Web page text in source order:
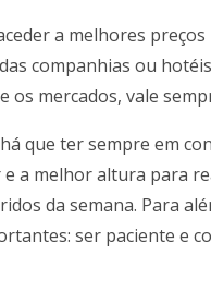
a melhores
companhias ou
os mercados, vale
que ter sempre em
a melhor altura para
da semana. Para
ser paciente e